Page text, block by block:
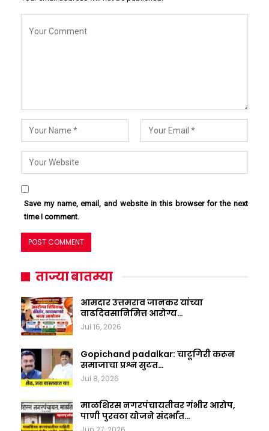
Save my name, email, and website in this browser for the next
time I comment.
ताज्या बातम्या
आमदार उत्तमराव जानकर यांच्या
वाढदिवसानिमित्त आरोग्य…
Jul 16, 2026
Gopichand padalkar: चाटूगिरी करून
समाजाचा प्रश्न सुटत…
Jul 8, 2026
माळशिरस नगरपंचायतीवर गंभीर आरोप,
पाणी पुरवठा योजने संदर्भात…